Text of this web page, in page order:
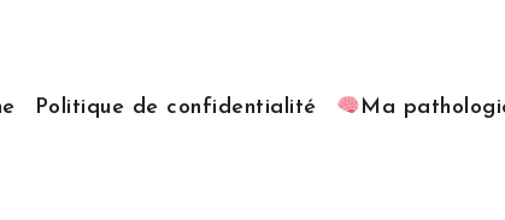
Politique de confidentialité Ma